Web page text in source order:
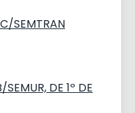
SEMTRAN
DE 1º DE